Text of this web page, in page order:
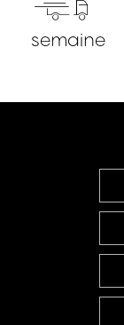
semaine